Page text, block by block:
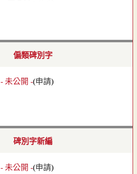
偏類碑別字
- 未公開 -(申請)
碑別字新編
- 未公開 -(申請)